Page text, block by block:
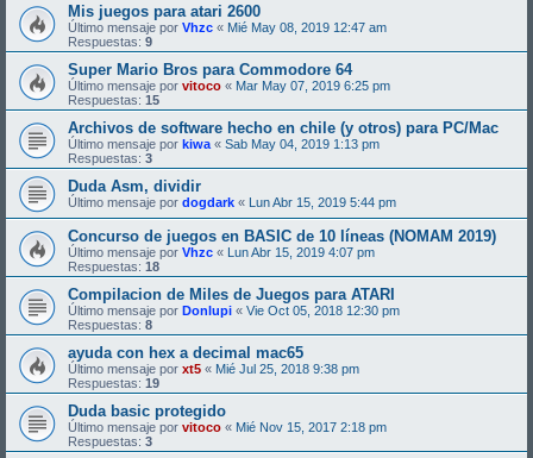
Mis juegos para atari 2600
Último mensaje por Vhzc « Mié May 08, 2019 12:47 am
Respuestas: 9
Super Mario Bros para Commodore 64
Último mensaje por vitoco « Mar May 07, 2019 6:25 pm
Respuestas: 15
Archivos de software hecho en chile (y otros) para PC/Mac
Último mensaje por kiwa « Sab May 04, 2019 1:13 pm
Respuestas: 3
Duda Asm, dividir
Último mensaje por dogdark « Lun Abr 15, 2019 5:44 pm
Concurso de juegos en BASIC de 10 líneas (NOMAM 2019)
Último mensaje por Vhzc « Lun Abr 15, 2019 4:07 pm
Respuestas: 18
Compilacion de Miles de Juegos para ATARI
Último mensaje por Donlupi « Vie Oct 05, 2018 12:30 pm
Respuestas: 8
ayuda con hex a decimal mac65
Último mensaje por xt5 « Mié Jul 25, 2018 9:38 pm
Respuestas: 19
Duda basic protegido
Último mensaje por vitoco « Mié Nov 15, 2017 2:18 pm
Respuestas: 3